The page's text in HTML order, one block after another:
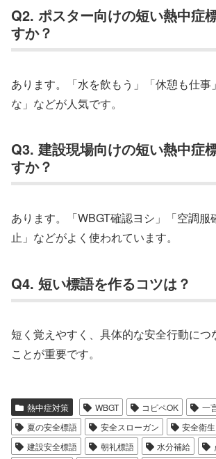
Q2. ポスター向けの短い熱中症
すか？
あります。「水を飲もう」「休憩も仕事
な」などが人気です。
Q3. 建設現場向けの短い熱中症
すか？
あります。「WBGT確認ヨシ」「空調服
止」などがよく使われています。
Q4. 短い標語を作るコツは？
短く覚えやすく、具体的な安全行動につ
ことが重要です。
熱中症対策 WBGT コピペOK
一
夏の安全標語
安全スローガン 安全衛生
建設安全標語
朝礼標語 水分補給